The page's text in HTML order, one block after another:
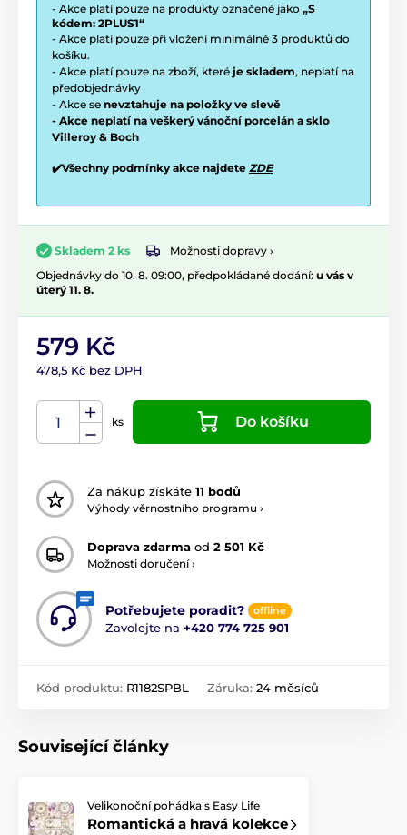
- Akce platí pouze na produkty označené jako „S
kódem: 2PLUS1“
- Akce platí pouze při vložení minimálně 3 produktů do
košíku.
- Akce platí pouze na zboží, které je skladem, neplatí na
předobjednávky
- Akce se nevztahuje na položky ve slevě
- Akce neplatí na veškerý vánoční porcelán a sklo
Villeroy & Boch
✔️Všechny podmínky akce najdete ZDE
Skladem 2 ks
Možnosti dopravy ›
Objednávky do 10. 8. 09:00, předpokládané dodání: u vás v
úterý 11. 8.
579 Kč
478,5 Kč bez DPH
ks Do košíku
Za nákup získáte 11 bodů
Výhody věrnostního programu ›
Doprava zdarma od 2 501 Kč
Možnosti doručení ›
Potřebujete poradit? offline
Zavolejte na +420 774 725 901
Kód produktu: R1182SPBL Záruka: 24 měsíců
Související články
Velikonoční pohádka s Easy Life
Romantická a hravá kolekce